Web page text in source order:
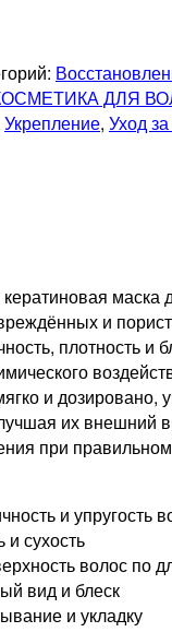
ДЛЯ
Укрепление, Уход
маска
и
плотность и
и дозировано,
их внешний
при
и упругость
сухость
волос по
вид и блеск
и укладку